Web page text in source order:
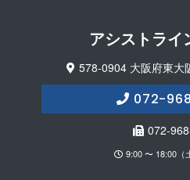
アシストライ
578-0904 大阪府東大
072-
072-
9:00 〜 18:00（